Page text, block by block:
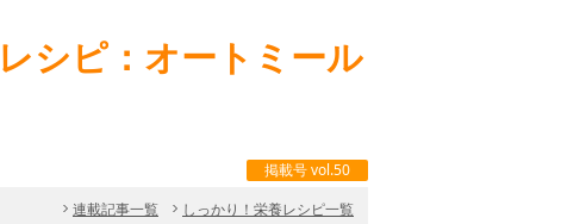
シピ：オートミール
掲載号 vol.50
連載記事一覧
しっかり！栄養レシピ一覧